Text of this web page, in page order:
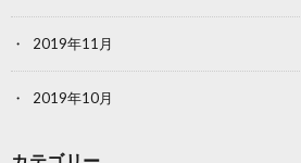
2019年11月
2019年10月